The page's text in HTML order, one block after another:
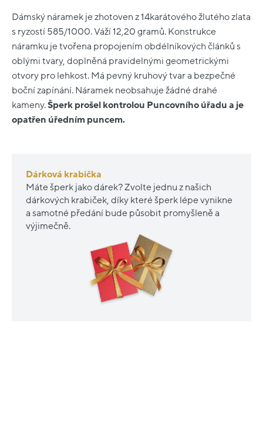
Dámský náramek je zhotoven z 14karátového žlutého zlata
s ryzostí 585/1000. Váží 12,20 gramů. Konstrukce
náramku je tvořena propojením obdélníkových článků s
oblými tvary, doplněná pravidelnými geometrickými
otvory pro lehkost. Má pevný kruhový tvar a bezpečné
boční zapínání. Náramek neobsahuje žádné drahé
kameny.Šperk prošel kontrolou Puncovního úřadu a je
opatřen úředním puncem.
Dárková krabička
Máte šperk jako dárek? Zvolte jednu z našich
dárkových krabiček, díky které šperk lépe vynikne
a samotné předání bude působit promyšleně a
výjimečně.